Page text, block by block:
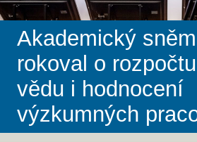
Akademický sněm
rokoval o
vědu i hodnocení
výzkumných